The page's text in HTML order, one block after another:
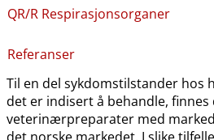
QR​/​R Respirasjonsorganer
Referanser
Til en del sykdomstilstander hos
det er indisert å behandle, finnes
veterinærpreparater med